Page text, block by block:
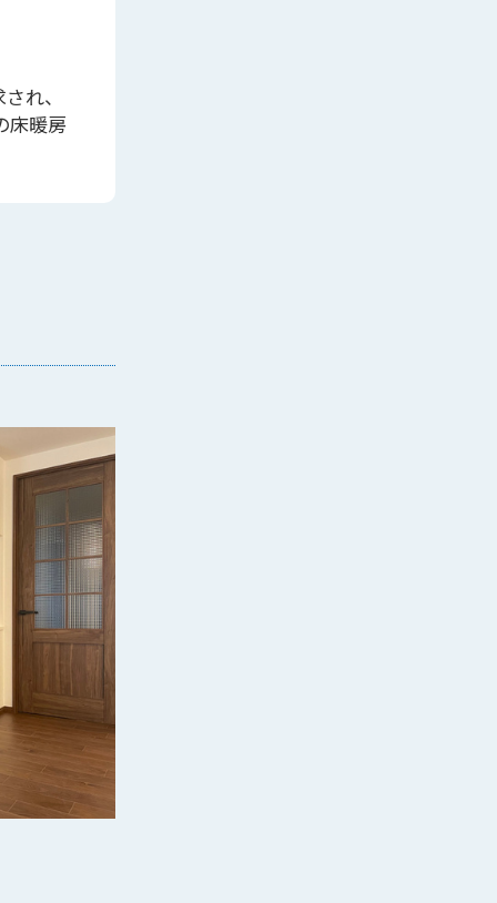
れ、
床暖房